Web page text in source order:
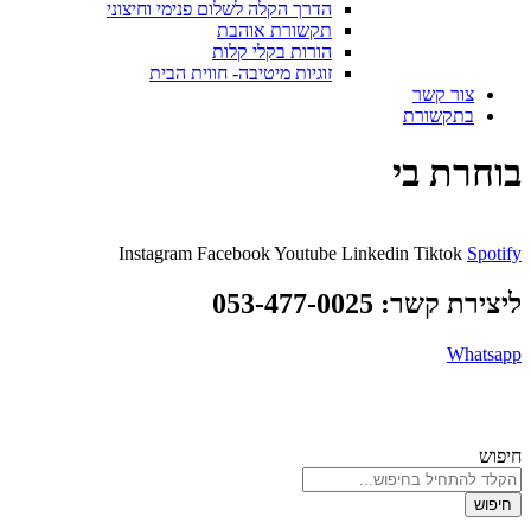
הדרך הקלה לשלום פנימי וחיצוני
תקשורת אוהבת
הורות בקלי קלות
זוגיות מיטיבה- חווית הבית
צור קשר
בתקשורת
בוחרת בי
Instagram FacebookYoutube Linkedin Tiktok Spotify
ליצירת קשר: 053-477-0025
Whatsapp
חיפוש
חיפוש